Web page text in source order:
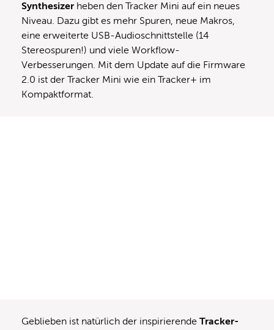
Synthesizer heben den Tracker Mini auf ein neues
Niveau. Dazu gibt es mehr Spuren, neue Makros,
eine erweiterte USB-Audioschnittstelle (14
Stereospuren!) und viele Workflow-
Verbesserungen. Mit dem Update auf die Firmware
2.0 ist der Tracker Mini wie ein Tracker+ im
Kompaktformat.
Geblieben ist natürlich der inspirierende Tracker-